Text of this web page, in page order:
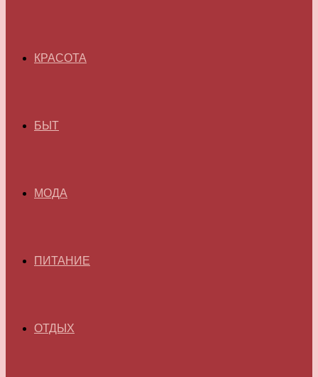
КРАСОТА
БЫТ
МОДА
ПИТАНИЕ
ОТДЫХ